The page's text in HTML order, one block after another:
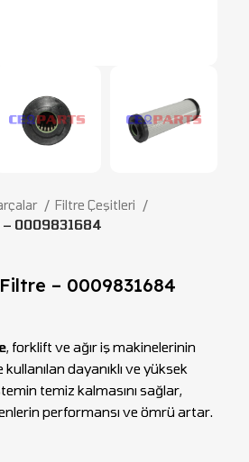
Filtre Çeşitleri
– 0009831684
– 0009831684
, forklift ve ağır iş makinelerinin
dayanıklı ve yüksek
temiz kalmasını sağlar,
performansı ve ömrü artar.